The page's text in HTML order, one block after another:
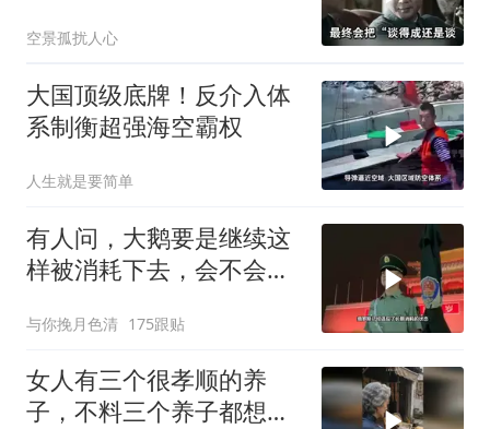
空景孤扰人心
大国顶级底牌！反介入体
系制衡超强海空霸权
人生就是要简单
有人问，大鹅要是继续这
样被消耗下去，会不会灭
与你挽月色清 175跟贴
女人有三个很孝顺的养
子，不料三个养子都想害